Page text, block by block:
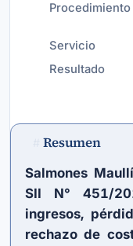
Procedimiento
Servicio
Resultado
Resumen
Salmones
SII N° 451/
ingresos,
rechazo de